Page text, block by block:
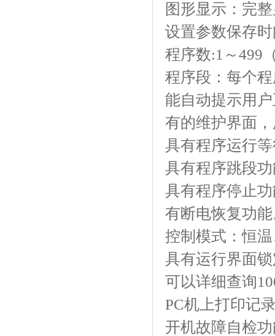
图形显示：完
设置参数保存
程序数:1～499
程序段：每个
能自动提示用
有的维护界面
具有程序运行
具有程序跳段
具有程序停止
有断电恢复功
控制模式：恒
具有运行界面
可以详细查询
PC机上打印记
开机故障自检